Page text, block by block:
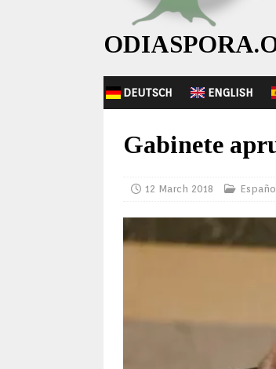
DEUTSCH ENGLISH
Gabinete
12 March 2018